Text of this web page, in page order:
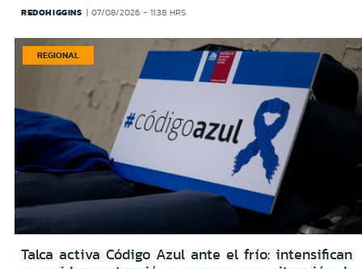
REDOHIGGINS 07/08/2026 - 11:38 HRS
REGIONAL
Talca activa Código Azul ante el frío: intensifican